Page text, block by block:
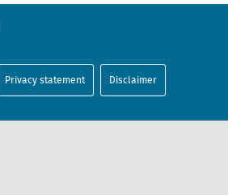
Privacy statement Disclaimer